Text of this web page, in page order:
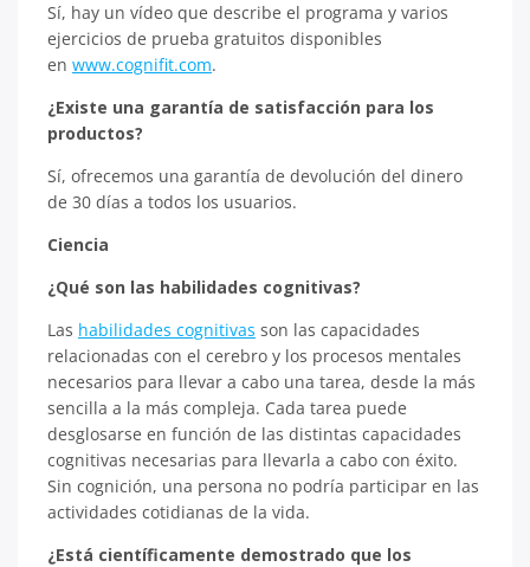
Sí, hay un vídeo que describe el programa y varios
ejercicios de prueba gratuitos disponibles
en www.cognifit.com.
¿Existe una garantía de satisfacción para los
productos?
Sí, ofrecemos una garantía de devolución del dinero
de 30 días a todos los usuarios.
Ciencia
¿Qué son las habilidades cognitivas?
Las habilidades cognitivas son las capacidades
relacionadas con el cerebro y los procesos mentales
necesarios para llevar a cabo una tarea, desde la más
sencilla a la más compleja. Cada tarea puede
desglosarse en función de las distintas capacidades
cognitivas necesarias para llevarla a cabo con éxito.
Sin cognición, una persona no podría participar en las
actividades cotidianas de la vida.
¿Está científicamente demostrado que los